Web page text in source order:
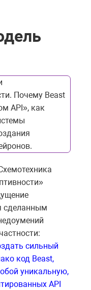
Почему Beast
API», как
сделанным
сильный
код Beast,
уникальную,
API